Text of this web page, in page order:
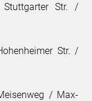
Stuttgarter Str. /
Str. /
/ Max-